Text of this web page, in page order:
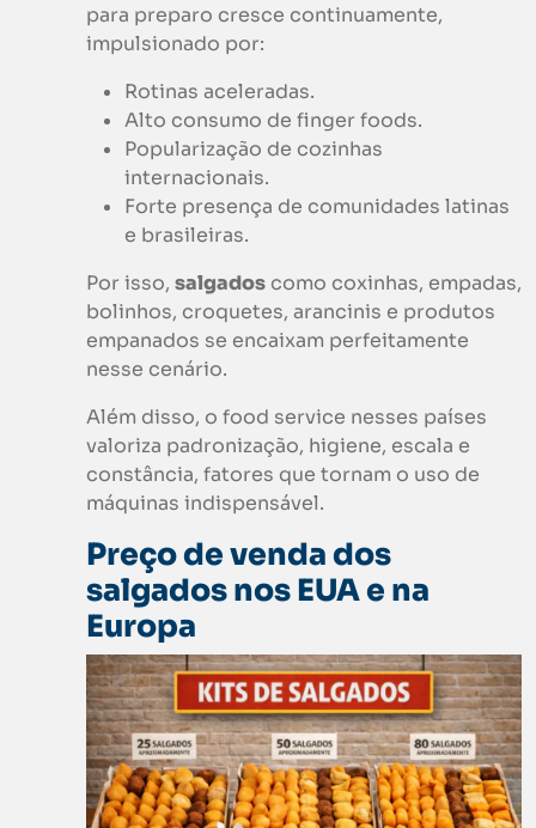
para preparo cresce continuamente,
impulsionado por:
Rotinas aceleradas.
Alto consumo de finger foods.
Popularização de cozinhas
internacionais.
Forte presença de comunidades latinas
e brasileiras.
Por isso, salgados como coxinhas, empadas,
bolinhos, croquetes, arancinis e produtos
empanados se encaixam perfeitamente
nesse cenário.
Além disso, o food service nesses países
valoriza padronização, higiene, escala e
constância, fatores que tornam o uso de
máquinas indispensável.
Preço de venda dos
salgados nos EUA e na
Europa